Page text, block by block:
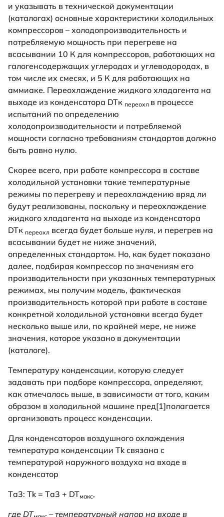
и указывать в технической документации
(каталогах) основные характеристики холодильных
компрессоров – холодопроизводительность и
потребляемую мощность при перегреве на
всасывании 10 К для компрессоров, работающих на
галогенсодержащих углеродах и углеводородах, в
том числе их смесях, и 5 К для работающих на
аммиаке. Переохлаждение жидкого хладагента на
выходе из конденсатора DTк переохл в процессе
испытаний по определению
холодопроизводительности и потребляемой
мощности согласно требованиям стандартов должно
быть равно нулю.
Скорее всего, при работе компрессора в составе
холодильной установки такие температурные
режимы по перегреву и переохлаждению вряд ли
будут реализованы, поскольку и переохлаждение
жидкого хладагента на выходе из конденсатора
DTк переохл всегда будет больше нуля, и перегрев на
всасывании будет не ниже значений,
определенных стандартом. Но, как будет показано
далее, подбирая компрессор по значениям его
производительности при указанных температурных
режимах, мы получим модель, фактическая
производительность которой при работе в составе
конкретной холодильной установки всегда будет
несколько выше или, по крайней мере, не ниже
значения, которое указано в документации
(каталоге).
Температуру конденсации, которую следует
задавать при подборе компрессора, определяют,
как отмечалось выше, в зависимости от того, каким
образом в холодильной машине пред[1]полагается
организовать процесс конденсации.
Для конденсаторов воздушного охлаждения
температура конденсации Tk связана с
температурой наружного воздуха на входе в
конденсатор
Tа3: Tk = Tа3 + DTмакс,
где DT
– температурный напор на входе в